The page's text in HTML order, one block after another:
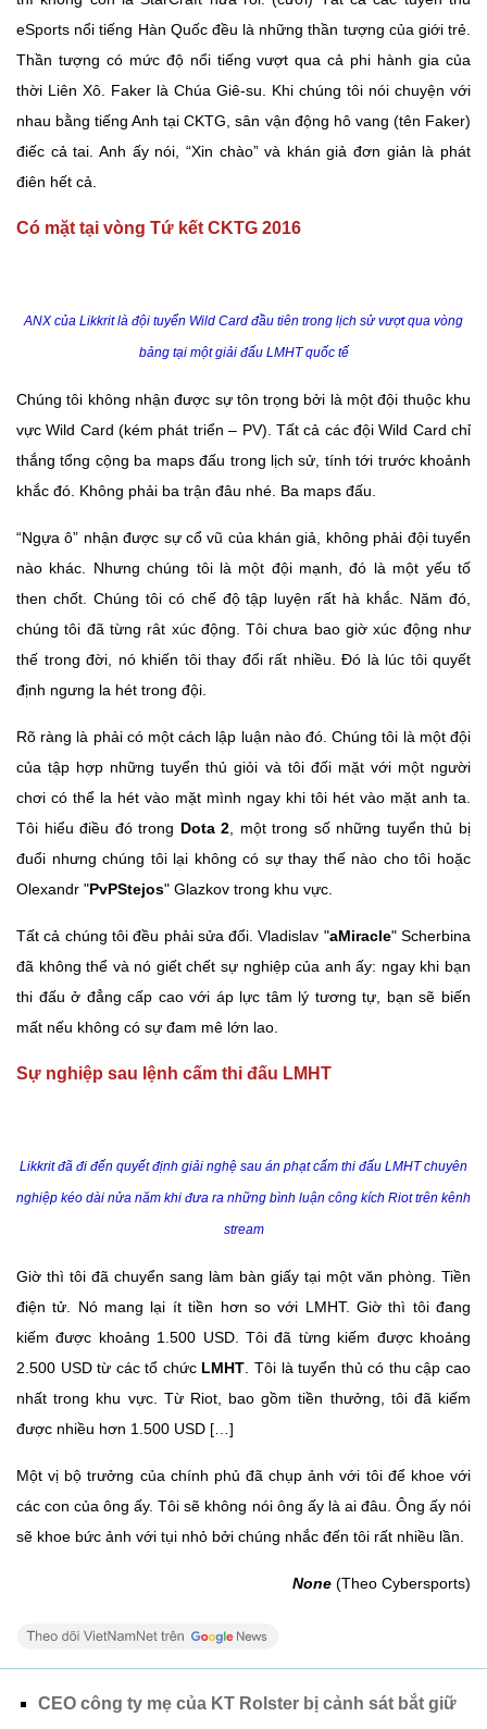
eSports nổi tiếng Hàn Quốc đều là những thần tượng của giới trẻ.
Thần tượng có mức độ nổi tiếng vượt qua cả phi hành gia của
thời Liên Xô. Faker là Chúa Giê-su. Khi chúng tôi nói chuyện với
nhau bằng tiếng Anh tại CKTG, sân vận động hô vang (tên Faker)
điếc cả tai. Anh ấy nói, “Xin chào” và khán giả đơn giản là phát
điên hết cả.
Có mặt tại vòng Tứ kết CKTG 2016
ANX của Likkrit là đội tuyển Wild Card đầu tiên trong lịch sử vượt qua vòng
bảng tại một giải đấu LMHT quốc tế
Chúng tôi không nhận được sự tôn trọng bởi là một đội thuộc khu
vực Wild Card (kém phát triển – PV). Tất cả các đội Wild Card chỉ
thắng tổng cộng ba maps đấu trong lịch sử, tính tới trước khoảnh
khắc đó. Không phải ba trận đâu nhé. Ba maps đấu.
“Ngựa ô” nhận được sự cổ vũ của khán giả, không phải đội tuyển
nào khác. Nhưng chúng tôi là một đội mạnh, đó là một yếu tố
then chốt. Chúng tôi có chế độ tập luyện rất hà khắc. Năm đó,
chúng tôi đã từng rât xúc động. Tôi chưa bao giờ xúc động như
thế trong đời, nó khiến tôi thay đổi rất nhiều. Đó là lúc tôi quyết
định ngưng la hét trong đội.
Rõ ràng là phải có một cách lập luận nào đó. Chúng tôi là một đội
của tập hợp những tuyển thủ giỏi và tôi đối mặt với một người
chơi có thể la hét vào mặt mình ngay khi tôi hét vào mặt anh ta.
Tôi hiểu điều đó trong Dota 2 , một trong số những tuyển thủ bị
đuổi nhưng chúng tôi lại không có sự thay thế nào cho tôi hoặc
Olexandr "PvPStejos" Glazkov trong khu vực.
Tất cả chúng tôi đều phải sửa đổi. Vladislav "aMiracle" Scherbina
đã không thể và nó giết chết sự nghiệp của anh ấy: ngay khi bạn
thi đấu ở đẳng cấp cao với áp lực tâm lý tương tự, bạn sẽ biến
mất nếu không có sự đam mê lớn lao.
Sự nghiệp sau lệnh cấm thi đấu LMHT
Likkrit đã đi đến quyết định giải nghệ sau án phạt cấm thi đấu LMHT chuyên
nghiệp kéo dài nửa năm khi đưa ra những bình luận công kích Riot trên kênh
stream
Giờ thì tôi đã chuyển sang làm bàn giấy tại một văn phòng. Tiền
điện tử. Nó mang lại ít tiền hơn so với LMHT. Giờ thì tôi đang
kiếm được khoảng 1.500 USD. Tôi đã từng kiếm được khoảng
2.500 USD từ các tổ chức LMHT . Tôi là tuyển thủ có thu cập cao
nhất trong khu vực. Từ Riot, bao gồm tiền thưởng, tôi đã kiếm
được nhiều hơn 1.500 USD […]
Một vị bộ trưởng của chính phủ đã chụp ảnh với tôi để khoe với
các con của ông ấy. Tôi sẽ không nói ông ấy là ai đâu. Ông ấy nói
sẽ khoe bức ảnh với tụi nhỏ bởi chúng nhắc đến tôi rất nhiều lần.
None (Theo Cybersports)
CEO công ty mẹ của KT Rolster bị cảnh sát bắt giữ